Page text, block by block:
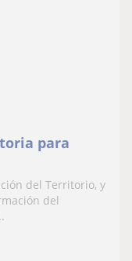
para
del Territorio, y
del